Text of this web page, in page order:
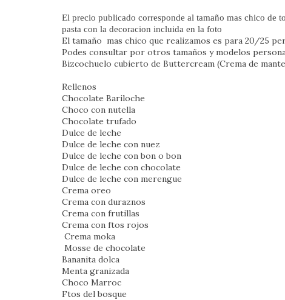
El precio publicado corresponde al tamaño mas chico de
pasta con la decoracion incluida en la foto
El tamaño mas chico que realizamos es para 20/25
Podes consultar por otros tamaños y modelos
Bizcochuelo cubierto de Buttercream (Crema de
Rellenos
Chocolate Bariloche
Choco con nutella
Chocolate trufado
Dulce de leche
Dulce de leche con nuez
Dulce de leche con bon o bon
Dulce de leche con chocolate
Dulce de leche con merengue
Crema oreo
Crema con duraznos
Crema con frutillas
Crema con ftos rojos
Crema moka
Mosse de chocolate
Bananita dolca
Menta granizada
Choco Marroc
Ftos del bosque